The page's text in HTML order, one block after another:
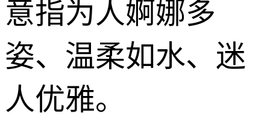
意指为人婀娜多
姿、温柔如水、迷
人优雅。